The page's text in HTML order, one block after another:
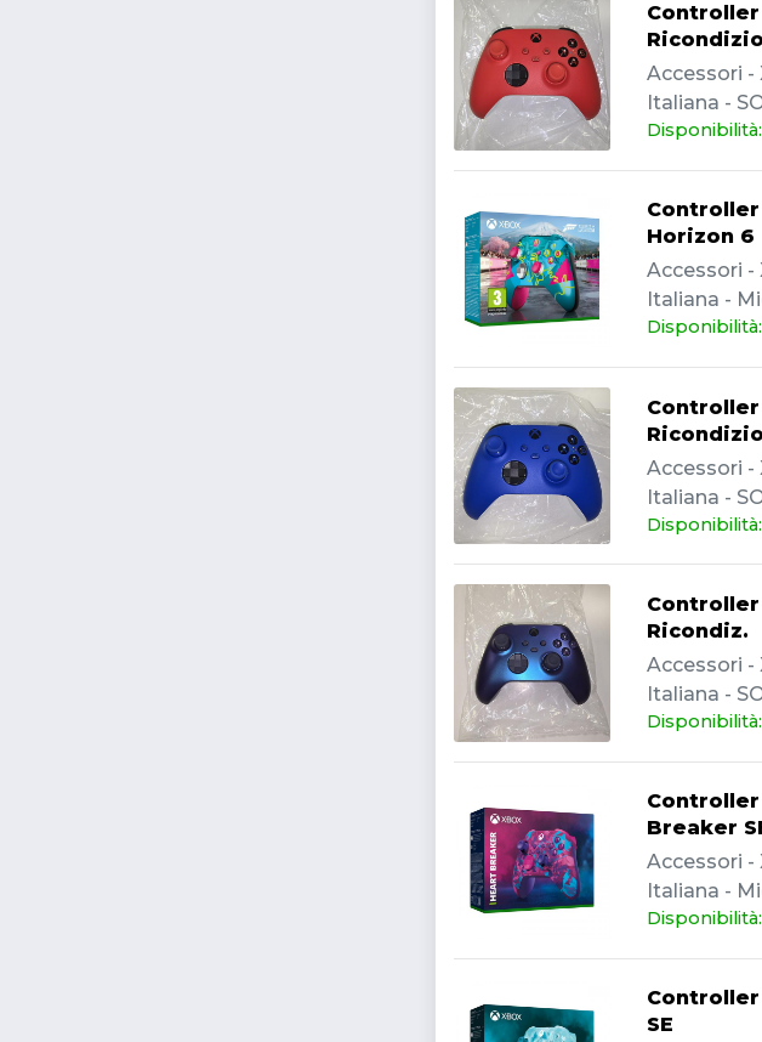
Accessori -
Italiana -
Controller
Horizon 6
Accessori -
Italiana -
Accessori -
Italiana -
Ricondiz.
Accessori -
Italiana -
Breaker
Accessori -
Italiana -
SE